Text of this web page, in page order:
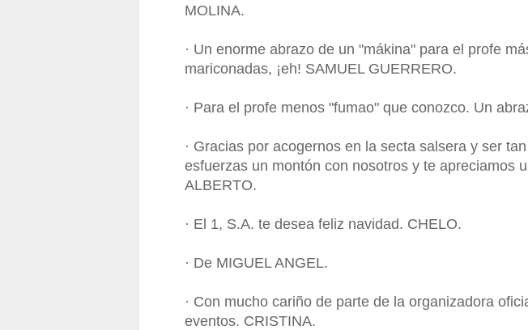
MOLINA.
· Un enorme abrazo de un "mákina" para el profe
mariconadas, ¡eh! SAMUEL GUERRERO.
· Para el profe menos "fumao" que conozco. Un
· Gracias por acogernos en la secta salsera y ser
esfuerzas un montón con nosotros y te apreciamos
ALBERTO.
· El 1, S.A. te desea feliz navidad. CHELO.
· De MIGUEL ANGEL.
· Con mucho cariño de parte de la organizadora
eventos. CRISTINA.